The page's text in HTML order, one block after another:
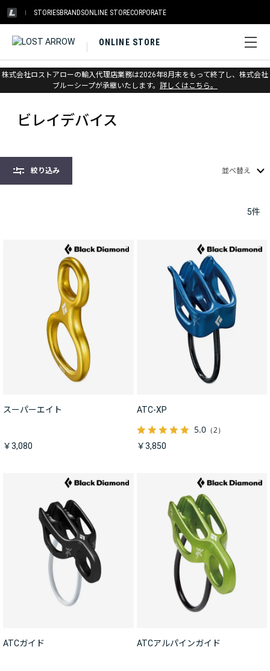
STORIESBRANDSONLINE STORECORPORATE
ONLINE STORE
株式会社ロストアローの輸入代理店業務は2026年8月末をもって終了し、株式会社
ブルーシープが承継いたします。 詳しくはこちら。
ホーム > ブラックダイヤモンド > クライミング > ビレイデバイス
ビレイデバイス
絞り込み 並べ替え
5件
スーパーエイト
￥3,080
ATC-XP
5.0（2）
￥3,850
ATCガイド ATCアルパインガイド